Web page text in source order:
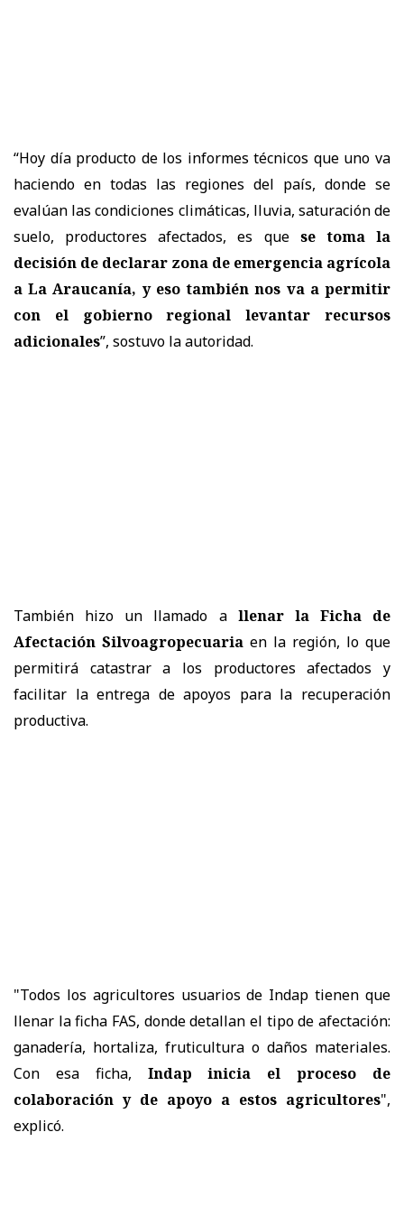
“Hoy día producto de los informes técnicos que uno va
haciendo en todas las regiones del país, donde se
evalúan las condiciones climáticas, lluvia, saturación de
suelo, productores afectados, es que se toma la
decisión de declarar zona de emergencia agrícola
a La Araucanía, y eso también nos va a permitir
con el gobierno regional levantar recursos
adicionales”, sostuvo la autoridad.
También hizo un llamado a llenar la Ficha de
Afectación Silvoagropecuaria en la región, lo que
permitirá catastrar a los productores afectados y
facilitar la entrega de apoyos para la recuperación
productiva.
"Todos los agricultores usuarios de Indap tienen que
llenar la ficha FAS, donde detallan el tipo de afectación:
ganadería, hortaliza, fruticultura o daños materiales.
Con esa ficha, Indap inicia el proceso de
colaboración y de apoyo a estos agricultores",
explicó.